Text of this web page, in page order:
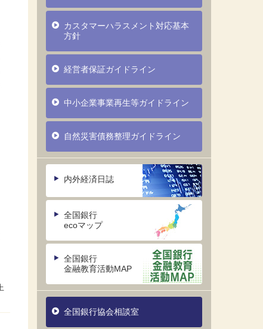
カスタマーハラスメント対応基本
方針
経営者保証ガイドライン
中小企業事業再生等ガイドライン
自然災害債務整理ガイドライン
内外経済日誌
全国銀行
ecoマップ
全国銀行
金融教育活動MAP
全国銀行協会相談室